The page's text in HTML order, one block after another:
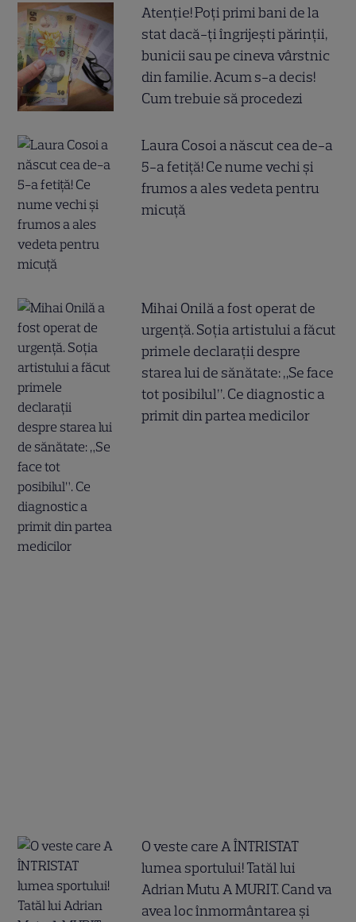
Atenție! Poți primi bani de la
stat dacă-ți îngrijești părinții,
bunicii sau pe cineva vârstnic
din familie. Acum s-a decis!
Cum trebuie să procedezi
Laura Cosoi a născut cea de-a
5-a fetiță! Ce nume vechi și
frumos a ales vedeta pentru
micuță
Mihai Onilă a fost operat de
urgență. Soția artistului a făcut
primele declarații despre
starea lui de sănătate: „Se face
tot posibilul”. Ce diagnostic a
primit din partea medicilor
O veste care A ÎNTRISTAT
lumea sportului! Tatăl lui
Adrian Mutu A MURIT. Cand va
avea loc înmormântarea și